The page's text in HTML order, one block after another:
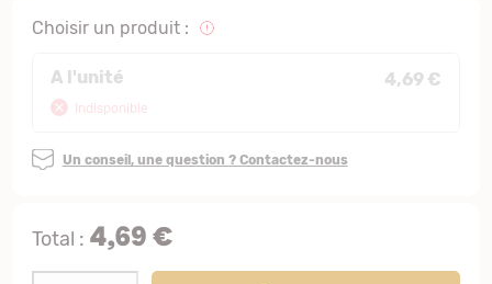
Choisir un produit :
A l'unité 4,69 €
Indisponible
Un conseil, une question ? Contactez-nous
Total : 4,69 €